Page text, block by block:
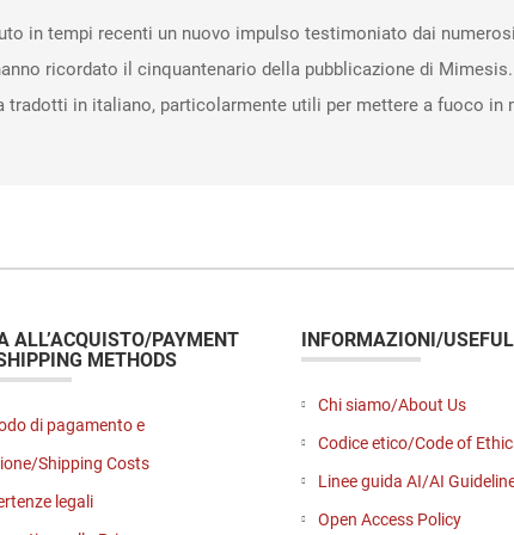
in tempi recenti un nuovo impulso testimoniato dai
ricordato il cinquantenario della pubblicazione di
tradotti in italiano, particolarmente utili per mettere a fuoco
ALL’ACQUISTO/PAYMENT
METHODS
di pagamento e
Shipping Costs
legali
INFORMAZIONI/
Chi siamo/About Us
Codice etico/Code of
Linee guida AI/AI
Open Access Policy